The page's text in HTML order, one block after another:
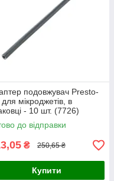
подовжувач Presto-
для мікроджетів, в
- 10 шт. (7726)
до відправки
₴ 250,65 ₴
Купити